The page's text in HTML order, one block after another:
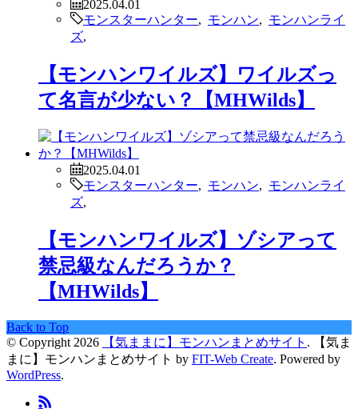
2025.04.01
モンスターハンター
モンハン
モンハンライ
ズ
【モンハンワイルズ】ワイルズっ
て名言が少ない？【MHWilds】
2025.04.01
モンスターハンター
モンハン
モンハンライ
ズ
【モンハンワイルズ】ゾシアって
禁忌級なんだろうか？
【MHWilds】
Back to Top
© Copyright 2026
【気ままに】モンハンまとめサイト .
【気ま
まに】モンハンまとめサイト by FIT-Web Create. Powered by
WordPress.